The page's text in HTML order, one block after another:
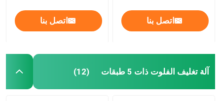
اتصل بنا اتصل بنا
آلة تغليف الفلوت ذات 5 طبقات (12)